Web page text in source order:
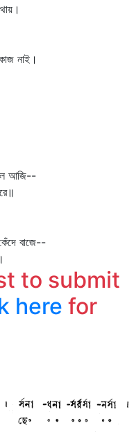
নাই।
আজি--
বাজে--
to submit
here for